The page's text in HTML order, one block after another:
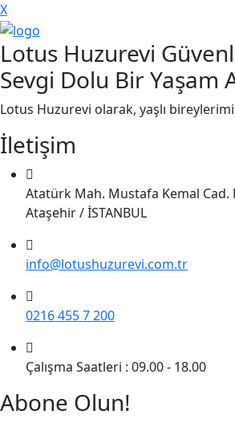
X
Lotus Huzurevi
Sevgi Dolu Bir Yaşam
Lotus Huzurevi olarak, yaşlı
İletişim
Atatürk Mah. Mustafa Kemal Cad.
Ataşehir / İSTANBUL
info@lotushuzurevi.com.tr
0216 455 7 200
Çalışma Saatleri : 09.00 - 18.00
Abone Olun!